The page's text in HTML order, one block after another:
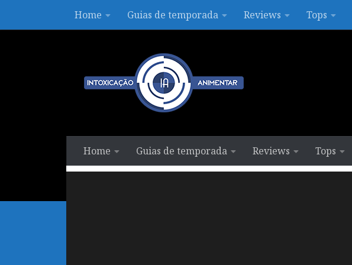
Skip to contentHome Guias de temporada Reviews Tops
Home Guias de temporada Reviews Tops